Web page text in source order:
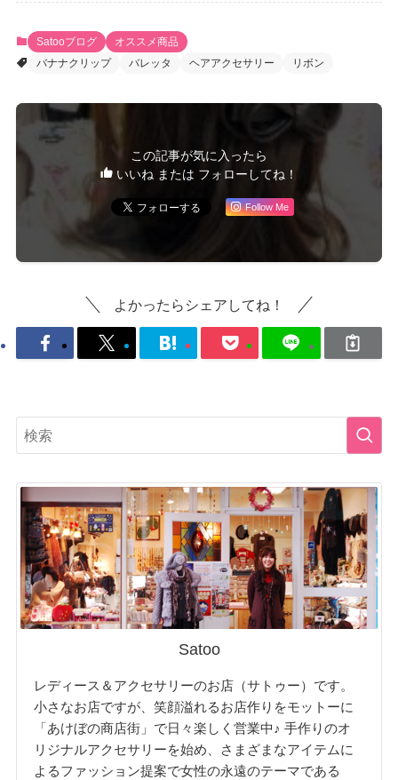
Satooブログ
オススメ商品
バナナクリップ
バレッタ ヘアアクセサリー リボン
この記事が気に入ったら
いいね または フォローしてね！
Follow Me
よかったらシェアしてね！
Satoo
レディース＆アクセサリーのお店（サトゥー）です。
小さなお店ですが、笑顔溢れるお店作りをモットーに
「あけぼの商店街」で日々楽しく営業中♪ 手作りのオ
リジナルアクセサリーを始め、さまざまなアイテムに
よるファッション提案で女性の永遠のテーマである